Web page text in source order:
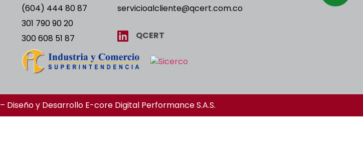
(604) 444 80 87
301 790 90 20
300 608 51 87
servicioalcliente@qcert.com.co
QCERT
Diseño y Desarrollo E-core Digital Performance S.A.S.